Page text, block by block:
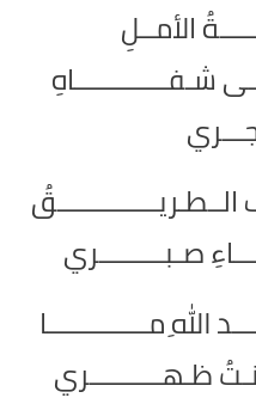
الأمــلِ
شـفـــــــــــــاهِ
صـبـــــــــري
اللهِ مــــــــــــــا
ظـهــــــــــري